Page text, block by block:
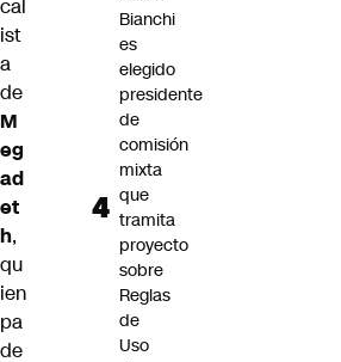
cal
ist
a
de
M
eg
ad
et
h,
qu
ien
pa
de
Bianchi
es
elegido
presidente
de
comisión
mixta
que
tramita
proyecto
sobre
Reglas
de
Uso